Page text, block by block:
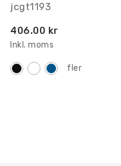
jcgt1193
406.00 kr
Inkl. moms
fler